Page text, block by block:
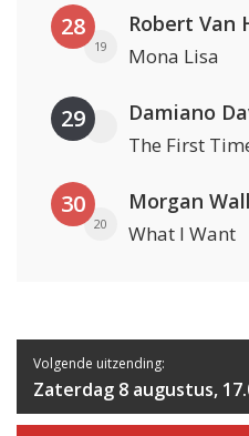
28
19
Robert Van
Mona Lisa
29 Damiano
The First
30
20
Morgan
What I Want
Volgende uitzending:
Zaterdag 8 augustus,